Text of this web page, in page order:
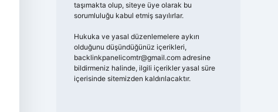
taşımakta olup, siteye üye olarak bu
sorumluluğu kabul etmiş sayılırlar.
Hukuka ve yasal düzenlemelere aykırı
olduğunu düşündüğünüz içerikleri,
backlinkpanelicomtr@gmail.comadresine
bildirmeniz halinde, ilgili içerikler yasal süre
içerisinde sitemizden kaldırılacaktır.